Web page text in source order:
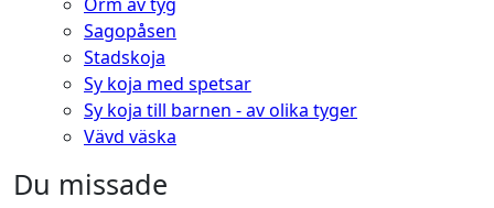
Sagopåsen
Stadskoja
Sy koja med spetsar
Sy koja till barnen - av olika tyger
Vävd väska
Du missade